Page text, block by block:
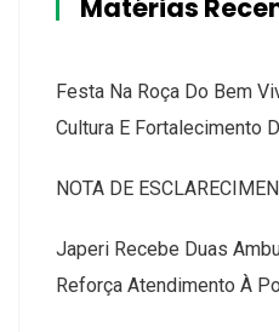
Matérias
Festa Na Roça Do Bem
Cultura E Fortalecimento
NOTA DE
Japeri Recebe Duas
Reforça Atendimento À